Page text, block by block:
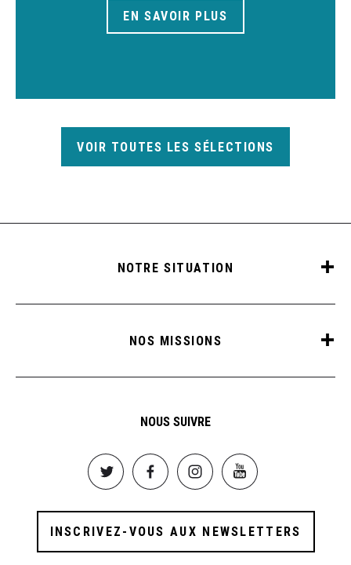
EN SAVOIR PLUS
VOIR TOUTES LES SÉLECTIONS
NOTRE SITUATION
NOS MISSIONS
NOUS SUIVRE
Image Image Image Image
INSCRIVEZ-VOUS AUX NEWSLETTERS